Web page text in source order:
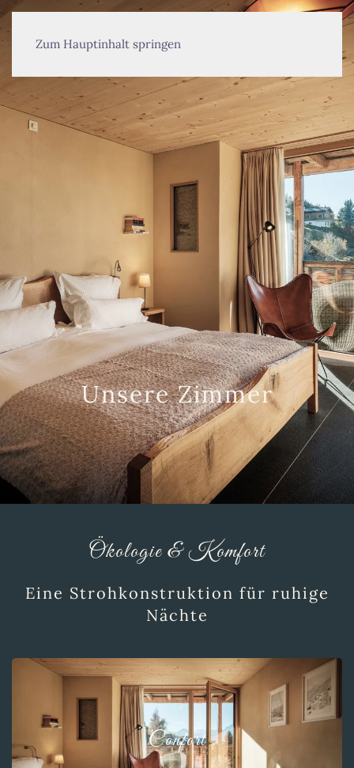
Zum Hauptinhalt springen
Unsere Zimmer
Ökologie & Komfort
Eine Strohkonstruktion für ruhige
Nächte
Confort